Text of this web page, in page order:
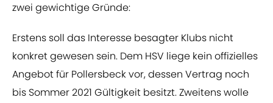
zwei gewichtige Gründe:
Erstens soll das Interesse besagter Klubs nicht
konkret gewesen sein. Dem HSV liege kein offizielles
Angebot für Pollersbeck vor, dessen Vertrag noch
bis Sommer 2021 Gültigkeit besitzt. Zweitens wolle